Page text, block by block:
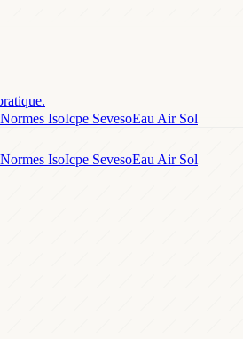
Normes IsoIcpe SevesoEau Air Sol
Normes IsoIcpe SevesoEau Air Sol